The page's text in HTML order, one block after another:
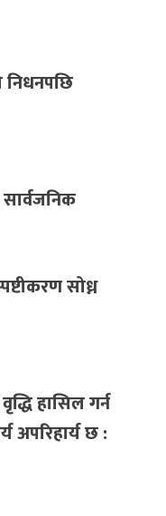
निधनपछि
सार्वजनिक
सोध्न
हासिल गर्न
छ :